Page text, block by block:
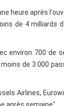
heure après
de 4 milliards
environ 700 de
de 3.000
Airlines,